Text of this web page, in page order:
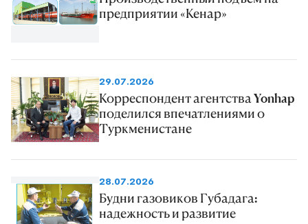
предприятии «Кенар»
29.07.2026
Корреспондент агентства Yonhap
поделился впечатлениями о
Туркменистане
28.07.2026
Будни газовиков Губадага:
надежность и развитие